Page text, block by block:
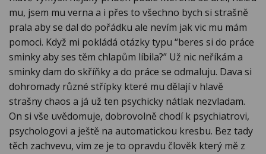
mu, jsem mu verna a i přes to všechno bych si strašně
prala aby se dal do pořádku ale nevím jak vic mu mám
pomoci. Když mi pokládá otázky typu “beres si do práce
sminky aby ses těm chlapům líbila?” Už nic neříkám a
sminky dam do skříňky a do práce se odmaluju. Dava si
dohromady různé střípky které mu dělají v hlavě
strašny chaos a já už ten psychicky nátlak nezvladam.
On si vše uvědomuje, dobrovolně chodí k psychiatrovi,
psychologovi a ještě na automatickou kresbu. Bez tady
těch zachvevu, vim ze je to opravdu člověk který mě z